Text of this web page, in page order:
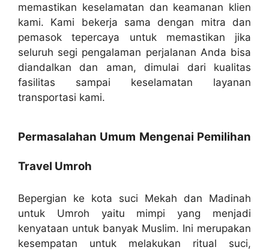
memastikan keselamatan dan keamanan klien
kami. Kami bekerja sama dengan mitra dan
pemasok tepercaya untuk memastikan jika
seluruh segi pengalaman perjalanan Anda bisa
diandalkan dan aman, dimulai dari kualitas
fasilitas sampai keselamatan layanan
transportasi kami.
Permasalahan Umum Mengenai Pemilihan
Travel Umroh
Bepergian ke kota suci Mekah dan Madinah
untuk Umroh yaitu mimpi yang menjadi
kenyataan untuk banyak Muslim. Ini merupakan
kesempatan untuk melakukan ritual suci,